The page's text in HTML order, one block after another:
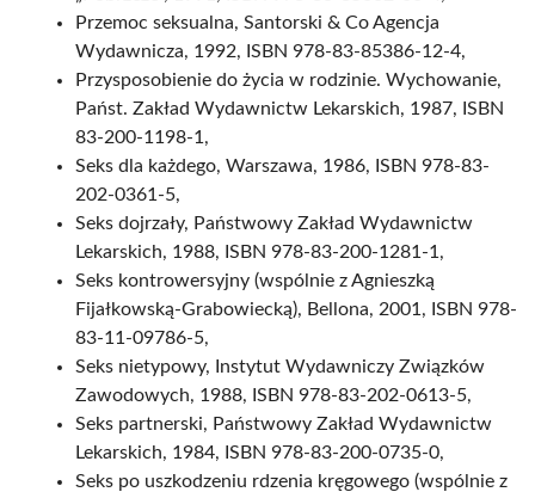
Przemoc seksualna, Santorski & Co Agencja
Wydawnicza, 1992, ISBN 978-83-85386-12-4,
Przysposobienie do życia w rodzinie. Wychowanie,
Państ. Zakład Wydawnictw Lekarskich, 1987, ISBN
83-200-1198-1,
Seks dla każdego, Warszawa, 1986, ISBN 978-83-
202-0361-5,
Seks dojrzały, Państwowy Zakład Wydawnictw
Lekarskich, 1988, ISBN 978-83-200-1281-1,
Seks kontrowersyjny (wspólnie z Agnieszką
Fijałkowską-Grabowiecką), Bellona, 2001, ISBN 978-
83-11-09786-5,
Seks nietypowy, Instytut Wydawniczy Związków
Zawodowych, 1988, ISBN 978-83-202-0613-5,
Seks partnerski, Państwowy Zakład Wydawnictw
Lekarskich, 1984, ISBN 978-83-200-0735-0,
Seks po uszkodzeniu rdzenia kręgowego (wspólnie z